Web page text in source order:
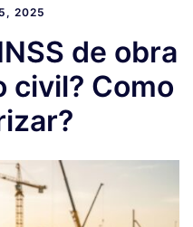
2025
de obra
civil? Como